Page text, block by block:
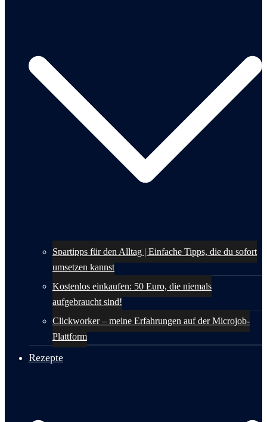
Spartipps für den Alltag | Einfache Tipps, die du sofort
umsetzen kannst
Kostenlos einkaufen: 50 Euro, die niemals
aufgebraucht sind!
Clickworker – meine Erfahrungen auf der Microjob-
Plattform
Rezepte